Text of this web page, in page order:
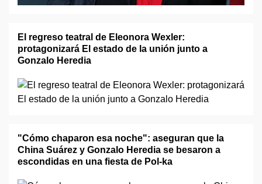
El regreso teatral de Eleonora Wexler:
protagonizará El estado de la unión junto a
Gonzalo Heredia
"Cómo chaparon esa noche": aseguran que la
China Suárez y Gonzalo Heredia se besaron a
escondidas en una fiesta de Pol-ka